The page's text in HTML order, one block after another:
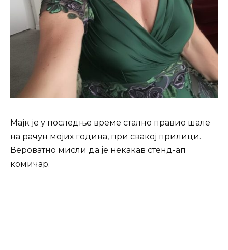
Мајк је у последње време стално правио шале
на рачун мојих година, при свакој прилици.
Вероватно мисли да је некакав стенд-ап
комичар.